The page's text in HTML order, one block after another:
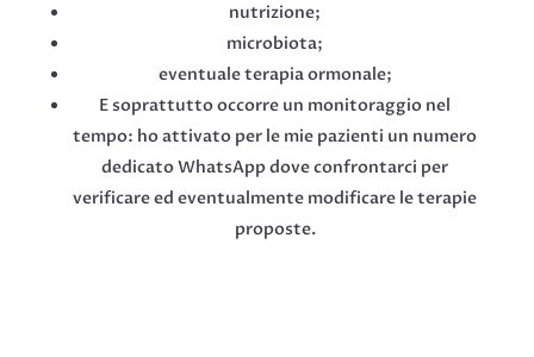
nutrizione;
microbiota;
eventuale terapia ormonale;
E soprattutto occorre un monitoraggio nel
tempo: ho attivato per le mie pazienti un numero
dedicato WhatsApp dove confrontarci per
verificare ed eventualmente modificare le terapie
proposte.